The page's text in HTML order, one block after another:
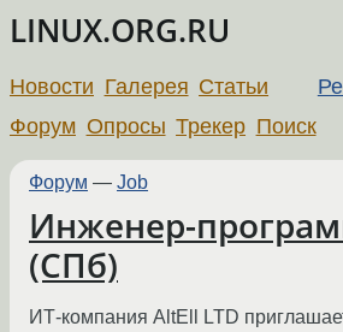
LINUX.ORG.RU
Новости Галерея Статьи
Форум Опросы Трекер Поиск
Форум — Job
Инженер-
(СПб)
ИТ-компания AltEll LTD